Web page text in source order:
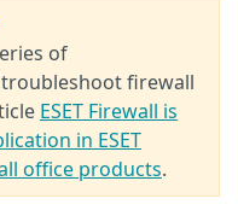
of
firewall
ESET Firewall is
in ESET
office products.